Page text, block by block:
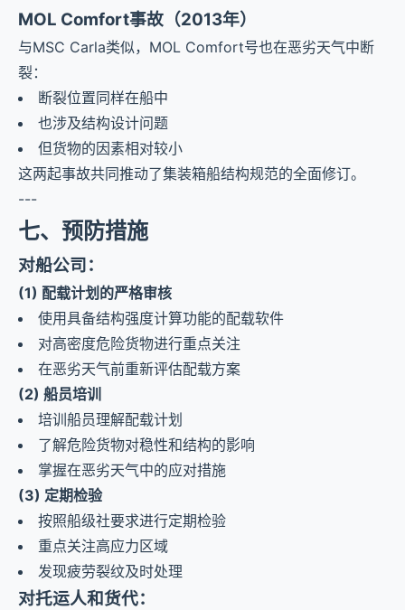
MOL Comfort事故（2013年）
与MSC Carla类似，MOL Comfort号也在恶劣天气中断
裂：
断裂位置同样在船中
也涉及结构设计问题
但货物的因素相对较小
这两起事故共同推动了集装箱船结构规范的全面修订。
---
七、预防措施
对船公司：
(1) 配载计划的严格审核
使用具备结构强度计算功能的配载软件
对高密度危险货物进行重点关注
在恶劣天气前重新评估配载方案
(2) 船员培训
培训船员理解配载计划
了解危险货物对稳性和结构的影响
掌握在恶劣天气中的应对措施
(3) 定期检验
按照船级社要求进行定期检验
重点关注高应力区域
发现疲劳裂纹及时处理
对托运人和货代：